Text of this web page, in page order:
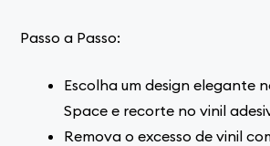
Passo a Passo:
Escolha um design elegante
Space e recorte no vinil
Remova o excesso de vinil